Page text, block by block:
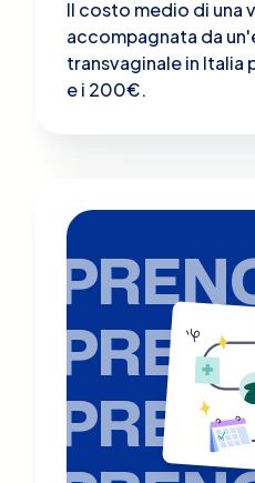
Il costo medio di una
accompagnata da
transvaginale in Italia
e i 200€.